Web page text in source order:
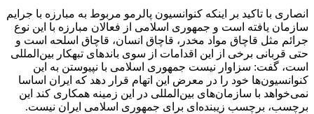
انصاری با تاکید بر اینکه کنوانسیون پالرمو مربوط به مبارزه با جرایم
سازمان یافته است و جمهوری اسلامی از فعالان مبارزه با این نوع
جرائم مثل قاچاق مواد مخدر، قاچاق انسان، قاچاق اسلحه است و
حتی قربانی برخی از این اقدامات از سوی باندهای تبهکار بین‌المللی
است، گفت: سزاوار نیست جمهوری اسلامی با نپیوستن به این
کنوانسیون‌ها خود را در معرض این اتهام قرار دهد که ایران اساسا
نمی‌خواهد با سازمان‌های بین‌المللی در این زمینه همکاری کند این
برچسب، برچسب زیبنده‌ای برای جمهوری اسلامی ایران نیست.